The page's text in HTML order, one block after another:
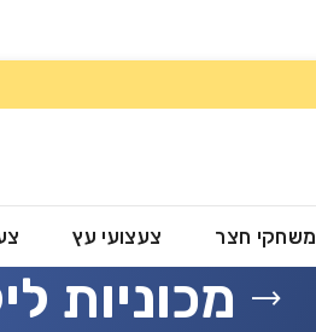
משחקי חצר צעצועי עץ
מכוניות